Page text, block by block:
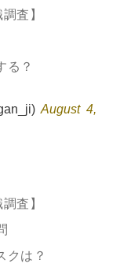
査】
る？
August 4,
査】
クは？